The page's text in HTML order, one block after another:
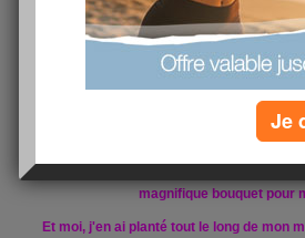
LA ROSE
Mon grand père en avait planté dans son
magnifique bouquet pour
Et moi, j'en ai planté tout le long de mon
Je